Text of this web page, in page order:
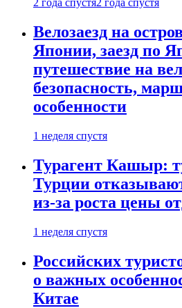
2 года спустя2 года спустя
Велозаезд на
Японии, заезд по
путешествие на
безопасность,
особенности
1 неделя спустя
Турагент Кашыр:
Турции
из-за роста цены
1 неделя спустя
Российских
о важных
Китае